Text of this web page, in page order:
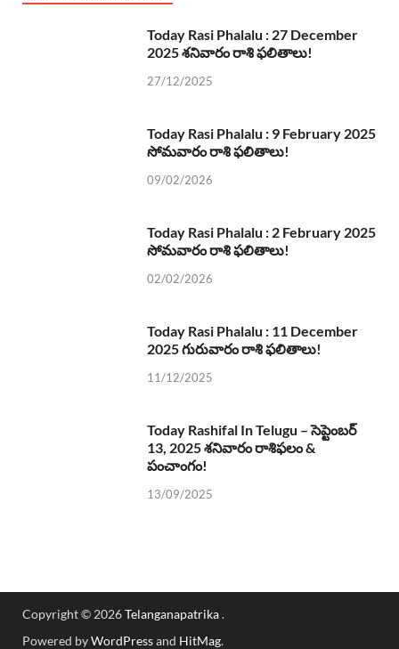
Today Rasi Phalalu : 27 December
2025 శనివారం రాశి ఫలితాలు!
27/12/2025
Today Rasi Phalalu : 9 February 2025
సోమవారం రాశి ఫలితాలు!
09/02/2026
Today Rasi Phalalu : 2 February 2025
సోమవారం రాశి ఫలితాలు!
02/02/2026
Today Rasi Phalalu : 11 December
2025 గురువారం రాశి ఫలితాలు!
11/12/2025
Today Rashifal In Telugu – సెప్టెంబర్
13, 2025 శనివారం రాశిఫలం &
పంచాంగం!
13/09/2025
Copyright © 2026Telanganapatrika.
Powered byWordPressand HitMag.